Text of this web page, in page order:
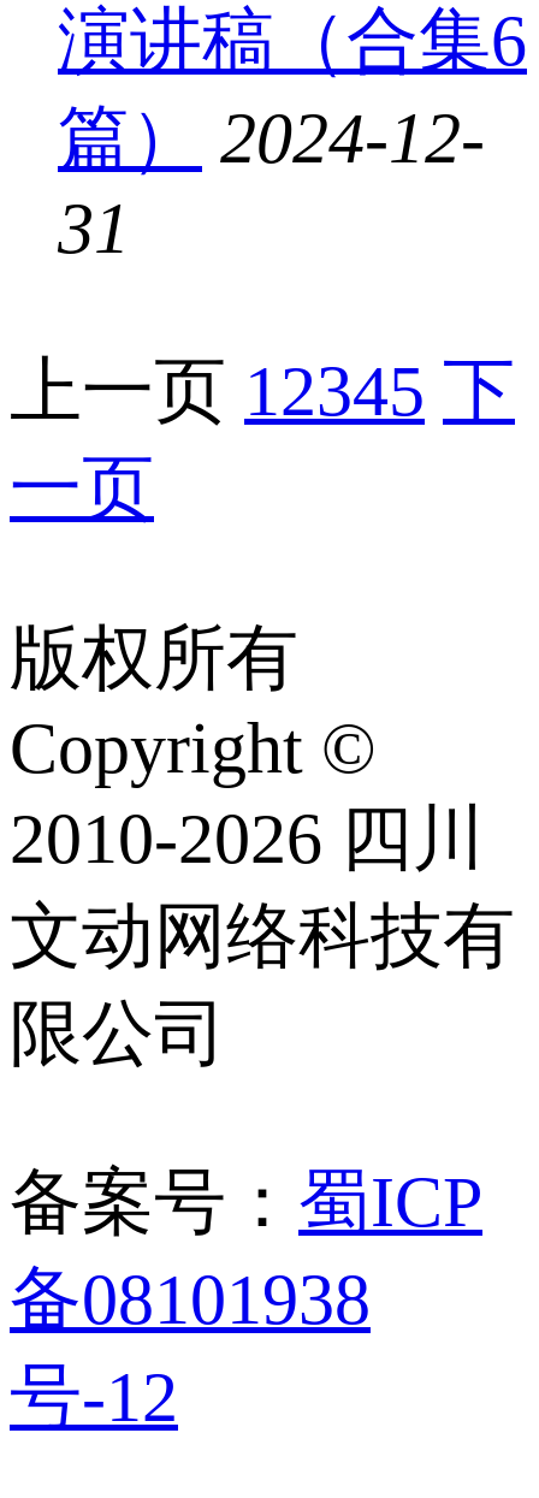
演讲稿（合集6
篇）
2024-12-
31
上一页 12345 下
一页
版权所有
Copyright ©
2010-2026 四川
文动网络科技有
限公司
备案号： 蜀ICP
备08101938
号-12